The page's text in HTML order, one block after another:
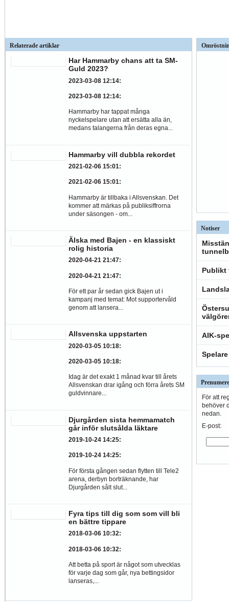
Relaterade artiklar
Har Hammarby chans att ta SM-
Guld 2023?
2023-03-08 12:14:
2023-03-08 12:14:
Hammarby har tappat många
nyckelspelare utan att ersätta alla än,
medans talangerna från deras egna...
Hammarby vill dubbla rekordet
2021-02-06 15:01:
2021-02-06 15:01:
Hammarby är tillbaka i Allsvenskan. Det
kommer att märkas på publiksiffrorna
under säsongen - om...
Älska med Bajen - en klassiskt
rolig historia
2020-04-21 21:47:
2020-04-21 21:47:
För ett par år sedan gick Bajen ut i
kampanj med temat: Mot supportervåld
genom att lansera...
Allsvenska uppstarten
2020-03-05 10:18:
2020-03-05 10:18:
Idag är det exakt 1 månad kvar till årets
Allsvenskan drar igång och förra årets SM
guldvinnare...
Djurgården sista hemmamatch
går inför slutsålda läktare
2019-10-24 14:25:
2019-10-24 14:25:
För första gången sedan flytten till Tele2
arena, derbyn borträknande, har
Djurgården sålt slut...
Fyra tips till dig som som vill bli
en bättre tippare
2018-03-06 10:32:
2018-03-06 10:32:
Att betta på sport är något som utvecklas
för varje dag som går, nya bettingsidor
lanseras,...
Notiser
Publikt
AIK-
För att
behöver
nedan.
E-post: